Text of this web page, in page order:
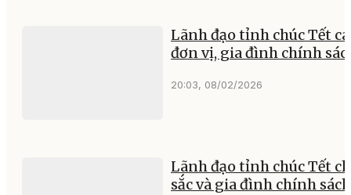
Lãnh đạo tỉnh chúc Tết
đơn vị, gia đình chính
20:03, 08/02/2026
Lãnh đạo tỉnh chúc Tết
sắc và gia đình chính sách